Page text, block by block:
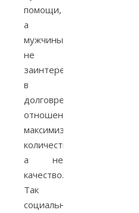
помощи,
а
мужчины
не
заинтересованы
в
долговременных
отношениях,
максимизируя
количество,
а не
качество.
Так
социальные